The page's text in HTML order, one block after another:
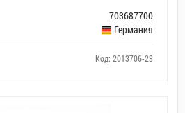
703687700
Германия
Код: 2013706-23